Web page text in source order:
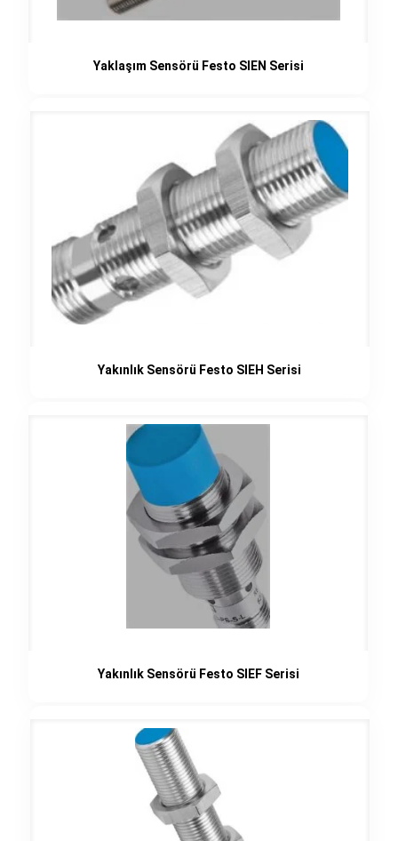
Yaklaşım Sensörü Festo SIEN Serisi
Yakınlık Sensörü Festo SIEH Serisi
Yakınlık Sensörü Festo SIEF Serisi